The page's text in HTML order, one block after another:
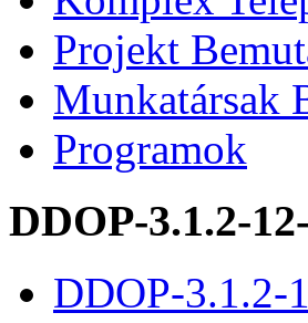
Projekt
Munkatársak
Programok
DDOP-3.1.2-
DDOP-3.1.2-